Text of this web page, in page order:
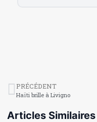
PRÉCÉDENT
Haïti brille à Livigno
Articles Similaires